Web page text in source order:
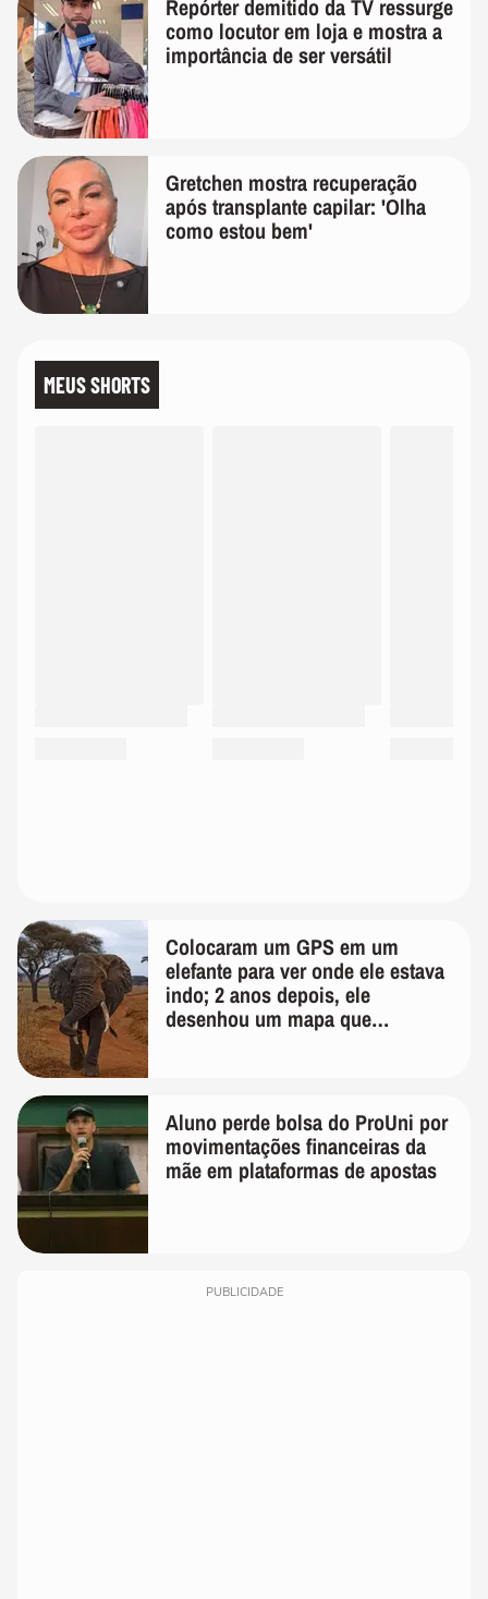
Repórter demitido da TV ressurge
como locutor em loja e mostra a
importância de ser versátil
Gretchen mostra recuperação
após transplante capilar: 'Olha
como estou bem'
MEUS SHORTS
Colocaram um GPS em um
elefante para ver onde ele estava
indo; 2 anos depois, ele
desenhou um mapa que
Aluno perde bolsa do ProUni por
movimentações financeiras da
mãe em plataformas de apostas
PUBLICIDADE